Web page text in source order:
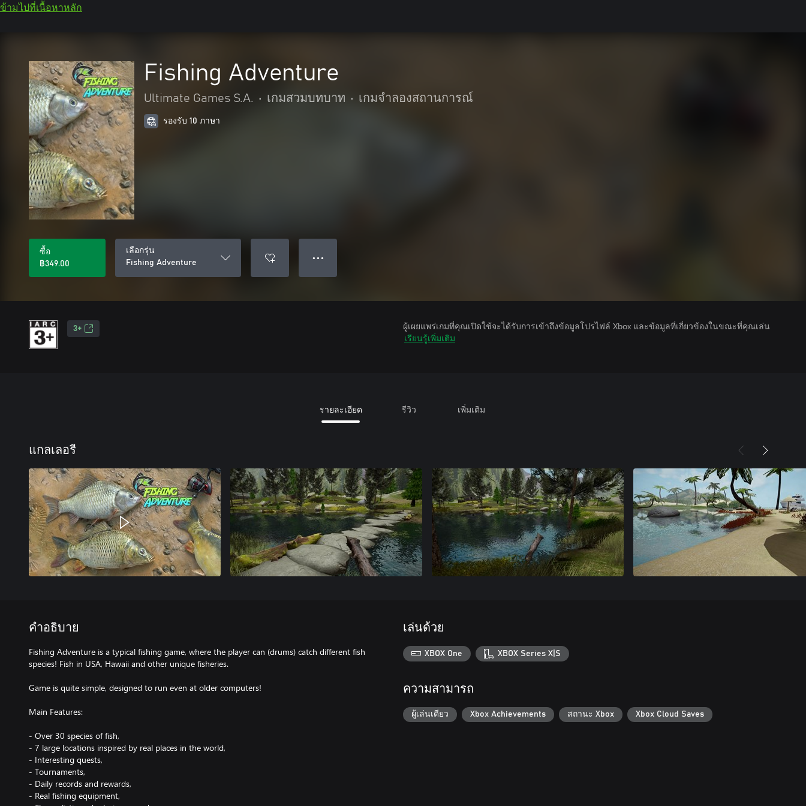
ข้ามไปที่เนื้อหาหลัก
Fishing Adventure
Ultimate Games S.A. • เกมสวมบทบาท • เกมจำลองสถานการณ์
รองรับ 10 ภาษา
ซื้อ
฿349.00
เลือกรุ่น
Fishing Adventure
● ● ●
3+
ผู้เผยแพร่เกมที่คุณเปิดใช้จะได้รับการเข้าถึงข้อมูลโปรไฟล์ Xbox และข้อมูลที่เกี่ยวข้องในขณะที่คุณเล่น
เรียนรู้เพิ่มเติม
รายละเอียด รีวิว เพิ่มเติม
แกลเลอรี
คำอธิบาย
Fishing Adventure is a typical fishing game, where the player can (drums) catch different fish
species! Fish in USA, Hawaii and other unique fisheries.
Game is quite simple, designed to run even at older computers!
Main Features:
- Over 30 species of fish,
- 7 large locations inspired by real places in the world,
- Interesting quests,
- Tournaments,
- Daily records and rewards,
- Real fishing equipment,
เล่นด้วย
XBOX One XBOX Series X|S
ความสามารถ
ผู้เล่นเดียว Xbox Achievements สถานะ Xbox Xbox Cloud Saves